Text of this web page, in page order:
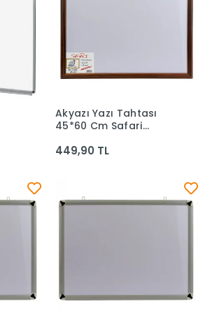
Sepete Ekle
Akyazı Yazı Tahtası
45*60 Cm Safari
449,90 TL